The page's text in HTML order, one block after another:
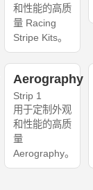
和性能的高质
量 Racing
Stripe Kits。
Aerography
Strip 1
用于定制外观
和性能的高质
量
Aerography。